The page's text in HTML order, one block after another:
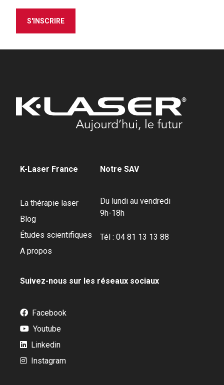
S'INSCRIRE
K-Laser France
La thérapie laser
Blog
Études scientifiques
A propos
Notre SAV
Du lundi au vendredi
9h-18h
Tél : 04 81 13 13 88
Suivez-nous sur les réseaux sociaux
Facebook
Youtube
Linkedin
Instagram